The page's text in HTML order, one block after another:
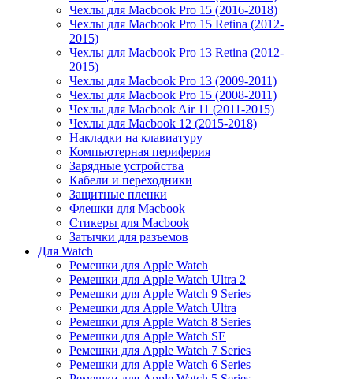
Чехлы для Macbook Pro 15 (2016-2018)
Чехлы для Macbook Pro 15 Retina (2012-
2015)
Чехлы для Macbook Pro 13 Retina (2012-
2015)
Чехлы для Macbook Pro 13 (2009-2011)
Чехлы для Macbook Pro 15 (2008-2011)
Чехлы для Macbook Air 11 (2011-2015)
Чехлы для Macbook 12 (2015-2018)
Накладки на клавиатуру
Компьютерная периферия
Зарядные устройства
Кабели и переходники
Защитные пленки
Флешки для Macbook
Стикеры для Macbook
Затычки для разъемов
Для Watch
Ремешки для Apple Watch
Ремешки для Apple Watch Ultra 2
Ремешки для Apple Watch 9 Series
Ремешки для Apple Watch Ultra
Ремешки для Apple Watch 8 Series
Ремешки для Apple Watch SE
Ремешки для Apple Watch 7 Series
Ремешки для Apple Watch 6 Series